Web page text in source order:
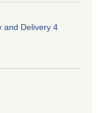
and Delivery 4